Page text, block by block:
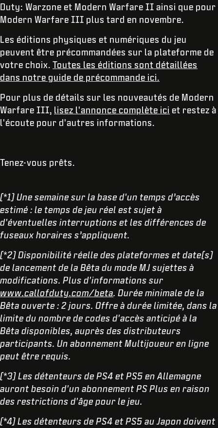
Duty: Warzone et Modern Warfare II ainsi que pour
Modern Warfare III plus tard en novembre.
Les éditions physiques et numériques du jeu
peuvent être précommandées sur la plateforme de
votre choix. Toutes les éditions sont détaillées
dans notre guide de précommande ici.
Pour plus de détails sur les nouveautés de Modern
Warfare III, lisez l'annonce complète ici et restez à
l'écoute pour d'autres informations.
Tenez-vous prêts.
(*1) Une semaine sur la base d'un temps d’accès
estimé : le temps de jeu réel est sujet à
d'éventuelles interruptions et les différences de
fuseaux horaires s’appliquent.
(*2) Disponibilité réelle des plateformes et date(s)
de lancement de la Bêta du mode MJ sujettes à
modifications. Plus d'informations sur
www.callofduty.com/beta. Durée minimale de la
Bêta ouverte : 2 jours. Offre à durée limitée, dans la
limite du nombre de codes d'accès anticipé à la
Bêta disponibles, auprès des distributeurs
participants. Un abonnement Multijoueur en ligne
peut être requis.
(*3) Les détenteurs de PS4 et PS5 en Allemagne
auront besoin d'un abonnement PS Plus en raison
des restrictions d'âge pour le jeu.
(*4) Les détenteurs de PS4 et PS5 au Japon doivent